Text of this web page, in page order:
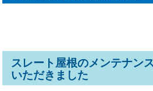
スレート屋根のメンテナン
いただきました